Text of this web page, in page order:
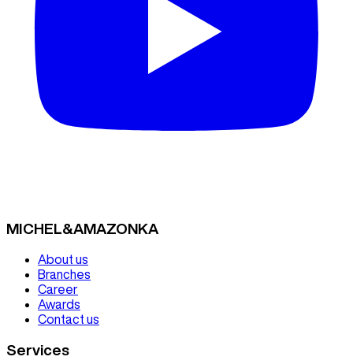
MICHEL&AMAZONKA
About us
Branches
Career
Awards
Contact us
Services